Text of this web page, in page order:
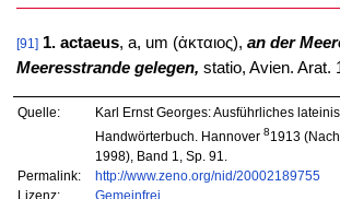
[91] 1. actaeus, a, um (ἀκταιος), an der
Meeresstrande gelegen, statio, Avien. Arat.
Quelle:
Karl Ernst Georges: Ausführliches
Handwörterbuch. Hannover 81913
1998), Band 1, Sp. 91.
Permalink:
http://www.zeno.org/nid/20002189755
Lizenz:
Gemeinfrei